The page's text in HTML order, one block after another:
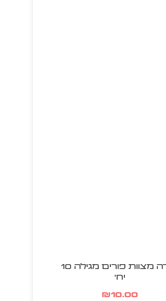
יצירה מצוות פורים מגילה 10
יח'
₪10.00